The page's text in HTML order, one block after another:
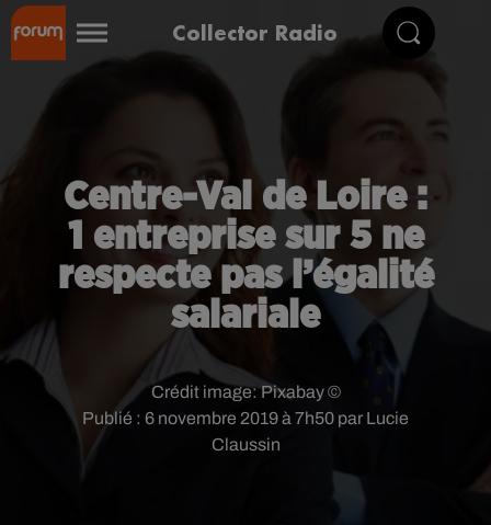
Collector Radio
Centre-Val de Loire :
1 entreprise sur 5 ne
respecte pas l’égalité
salariale
Publié : 6 novembre 2019 à 7h50 par Lucie
Claussin
Crédit image:Pixabay ©